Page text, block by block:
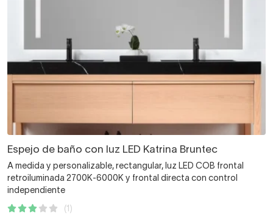
Espejo de baño con luz LED Katrina Bruntec
A medida y personalizable, rectangular, luz LED COB frontal
retroiluminada 2700K-6000K y frontal directa con control
independiente
(1)